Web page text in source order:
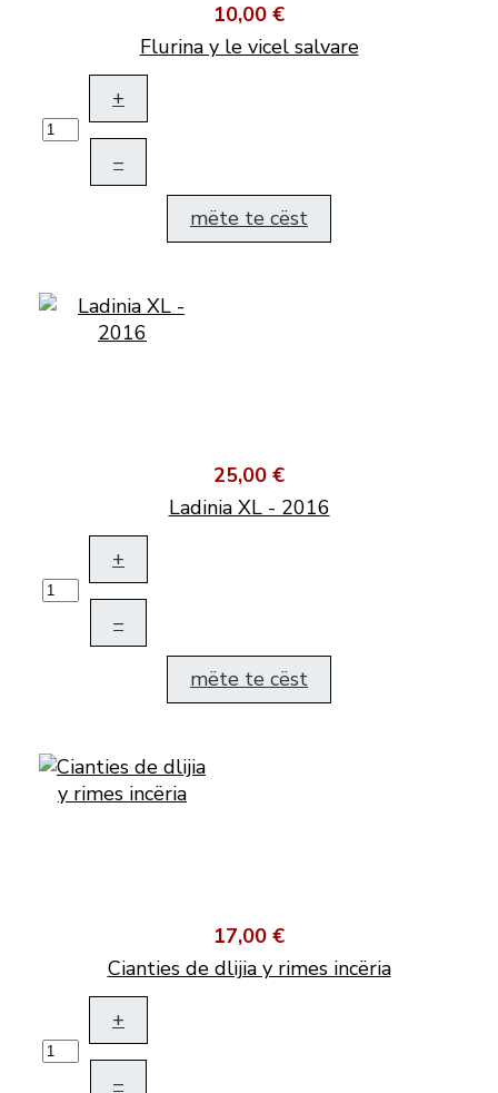
10,00 €
Flurina y le vicel salvare
+
–
mëte te cëst
25,00 €
Ladinia XL - 2016
+
–
mëte te cëst
17,00 €
Cianties de dlijia y rimes incëria
+
–